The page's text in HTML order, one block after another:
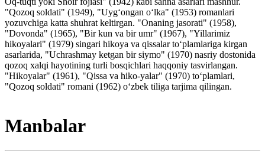
"Qozoq soldati" (1949), "Uygʻongan oʻlka" (1953) romanlari
yozuvchiga katta shuhrat keltirgan. "Onaning jasorati" (1958),
"Dovonda" (1965), "Bir kun va bir umr" (1967), "Yillarimiz
hikoyalari" (1979) singari hikoya va qissalar toʻplamlariga kirgan
asarlarida, "Uchrashmay ketgan bir siymo" (1970) nasriy dostonida
qozoq xalqi hayotining turli bosqichlari haqqoniy tasvirlangan.
"Hikoyalar" (1961), "Qissa va hiko-yalar" (1970) toʻplamlari,
"Qozoq soldati" romani (1962) oʻzbek tiliga tarjima qilingan.
Manbalar